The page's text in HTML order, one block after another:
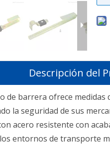
Descripción del
de barrera ofrece
la seguridad de sus
acero resistente con
entornos de transporte